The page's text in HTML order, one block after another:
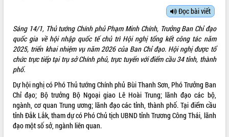
SỞ, BAN, NGÀNH
UBND CÁC XÃ, PHƯỜNG
THÔNG TIN CHỈ ĐẠO ĐIỀU HÀNH
HỆ THỐNG VĂN BẢN
VĂN BẢN HĐND TỈNH
ĐIỂM TIN VĂN BẢN
Đọc bài viết
Sáng 14/1, Thủ tướng Chính phủ Phạm Minh Chính, Trưởng Ban Chỉ đạo
quốc gia về hội nhập quốc tế chủ trì Hội nghị tổng kết công tác năm
2025, triển khai nhiệm vụ năm 2026 của Ban Chỉ đạo. Hội nghị được tổ
chức trực tiếp tại trụ sở Chính phủ, trực tuyến với điểm cầu 34 tỉnh, thành
phố.
Dự hội nghị có Phó Thủ tướng Chính phủ Bùi Thanh Sơn, Phó Trưởng Ban
Chỉ đạo; Bộ trưởng Bộ Ngoại giao Lê Hoài Trung; lãnh đạo các bộ,
ngành, cơ quan Trung ương; lãnh đạo các tỉnh, thành phố. Tại điểm cầu
tỉnh Đắk Lắk, tham dự có Phó Chủ tịch UBND tỉnh Trương Công Thái, lãnh
đạo một số sở, ngành liên quan.